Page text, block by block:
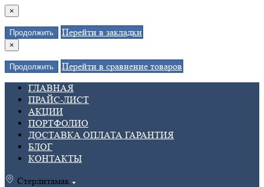
×
Продолжить Перейти в закладки
×
Продолжить
Перейти в сравнение товаров
ГЛАВНАЯ
ПРАЙС-ЛИСТ
АКЦИИ
ПОРТФОЛИО
ДОСТАВКА ОПЛАТА ГАРАНТИЯ
БЛОГ
КОНТАКТЫ
Стерлитамак